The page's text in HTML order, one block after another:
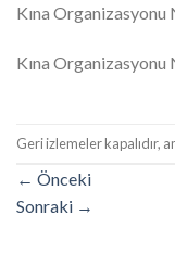
Kına
Kına
Geri izlemeler kapalıdır,
← Önceki
Sonraki →